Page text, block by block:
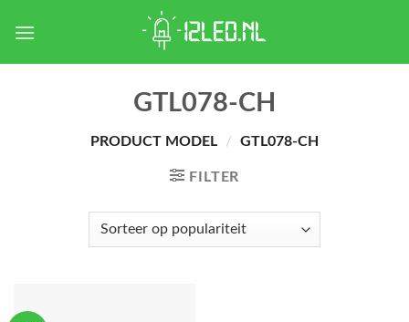
GTL078-CH
PRODUCT MODEL / GTL078-CH
FILTER